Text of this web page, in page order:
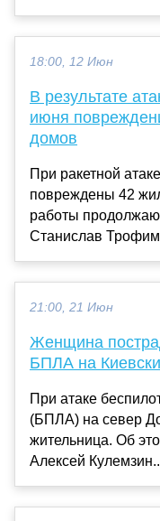
18:00, 12 Июн
В результате
июня
домов
При ракетной
повреждены 42
работы
Станислав
21:00, 21 Июн
Женщина
БПЛА на
При атаке
(БПЛА) на север
жительница. Об
Алексей